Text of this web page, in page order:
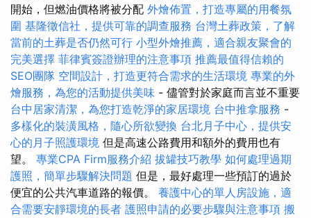
開始，但燃油價格將被分配 外燴佈置，打造專屬的用餐氛
圍 基隆徵信社，提供可靠的調查服務 台灣土葬政策，了解
當前的土葬是否仍然可行 小型外燴推薦，適合親友聚會的
完美選擇 菲律賓簽證辦理的注意事項 推薦最值得信賴的
SEO團隊 空間設計，打造更符合需求的生活環境 專業的外
燴服務，為您的活動提供美味 - 儘管對於家庭而言並不重要
台中居家清潔，為您打造乾淨的家居環境 台中推拿服務 -
多樣化的裝潢風格，隨心所欲變換 台北月子中心，提供安
心的月子照護環境 但是高速公路費用和額外的費用也有
望。 專業CPA Firm服務介紹 拔罐技巧教學 如何處理過期
護照，簡單步驟解決問題 但是，最好處理一些預訂的過於
便宜的公共汽車道路的報價。 養護中心的單人房設施，適
合需要安靜環境的長者 護照申請的必要步驟與注意事項 搬